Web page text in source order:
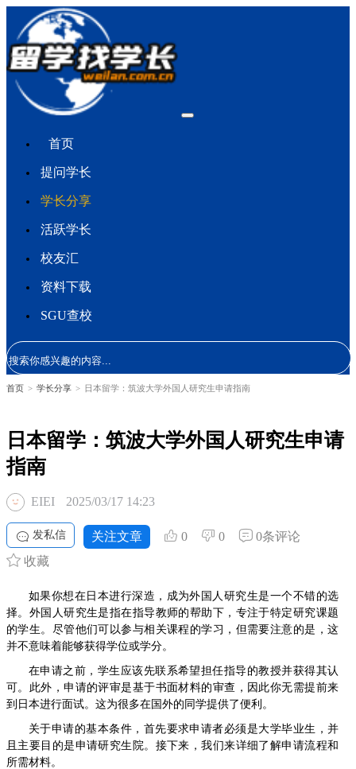
首页
提问学长
学长分享
活跃学长
校友汇
资料下载
SGU查校
首页 > 学长分享 > 日本留学：筑波大学外国人研究生申请指南
日本留学：筑波大学外国人研究生申请
指南
EIEI 2025/03/17 14:23
发私信 关注文章 0 0
0条评论
收藏
如果你想在日本进行深造，成为外国人研究生是一个不错的选
择。外国人研究生是指在指导教师的帮助下，专注于特定研究课题
的学生。尽管他们可以参与相关课程的学习，但需要注意的是，这
并不意味着能够获得学位或学分。
在申请之前，学生应该先联系希望担任指导的教授并获得其认
可。此外，申请的评审是基于书面材料的审查，因此你无需提前来
到日本进行面试。这为很多在国外的同学提供了便利。
关于申请的基本条件，首先要求申请者必须是大学毕业生，并
且主要目的是申请研究生院。接下来，我们来详细了解申请流程和
所需材料。